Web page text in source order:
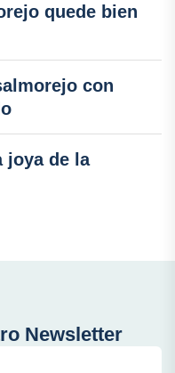
quede bien
con
joya de la
Newsletter